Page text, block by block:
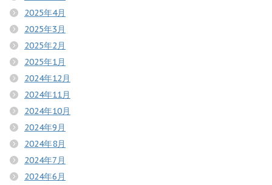
2025年4月
2025年3月
2025年2月
2025年1月
2024年12月
2024年11月
2024年10月
2024年9月
2024年8月
2024年7月
2024年6月